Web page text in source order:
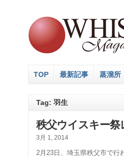
TOP 最新記事 蒸溜所
Tag: 羽生
秩父ウイスキー祭
3月 1, 2014
2月23日、埼玉県秩父市で行